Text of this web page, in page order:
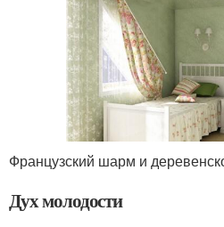
Французский шарм и
Дух молодости